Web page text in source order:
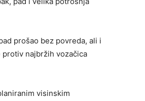
prošao bez povreda, ali i
najbržih vozačica
visinskim